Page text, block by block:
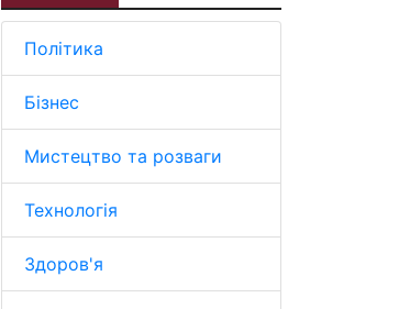
Політика
Бізнес
Мистецтво та розваги
Технологія
Здоров'я